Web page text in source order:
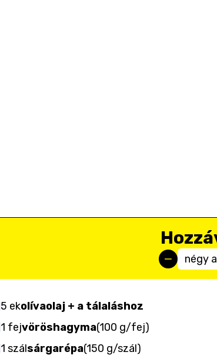
négy
5 ekolívaolaj + a tálaláshoz
1 fejvöröshagyma(100 g/fej)
1 szálsárgarépa(150 g/szál)